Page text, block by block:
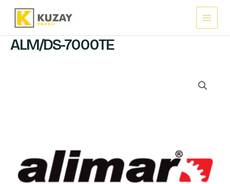
Main
Menu
ALM/DS-7000TE